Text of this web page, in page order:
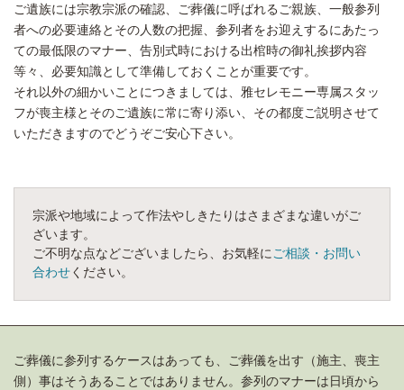
ご遺族には宗教宗派の確認、ご葬儀に呼ばれるご親族、一般参列
者への必要連絡とその人数の把握、参列者をお迎えするにあたっ
ての最低限のマナー、告別式時における出棺時の御礼挨拶内容
等々、必要知識として準備しておくことが重要です。
それ以外の細かいことにつきましては、雅セレモニー専属スタッ
フが喪主様とそのご遺族に常に寄り添い、その都度ご説明させて
いただきますのでどうぞご安心下さい。
宗派や地域によって作法やしきたりはさまざまな違いがご
ざいます。
ご不明な点などございましたら、お気軽に ご相談・お問い
合わせ ください。
ご葬儀に参列するケースはあっても、ご葬儀を出す（施主、喪主
側）事はそうあることではありません。参列のマナーは日頃から